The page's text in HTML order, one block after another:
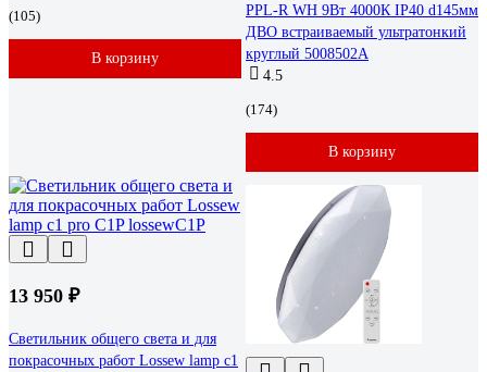
(105)
В корзину
PPL-R WH 9Вт 4000К IP40 d145мм
ДВО встраиваемый ультратонкий
круглый 5008502A
4.5
(174)
В корзину
13 950 ₽
Светильник общего света и для
покрасочных работ Lossew lamp с1